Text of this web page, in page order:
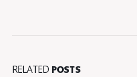
RELATED POSTS